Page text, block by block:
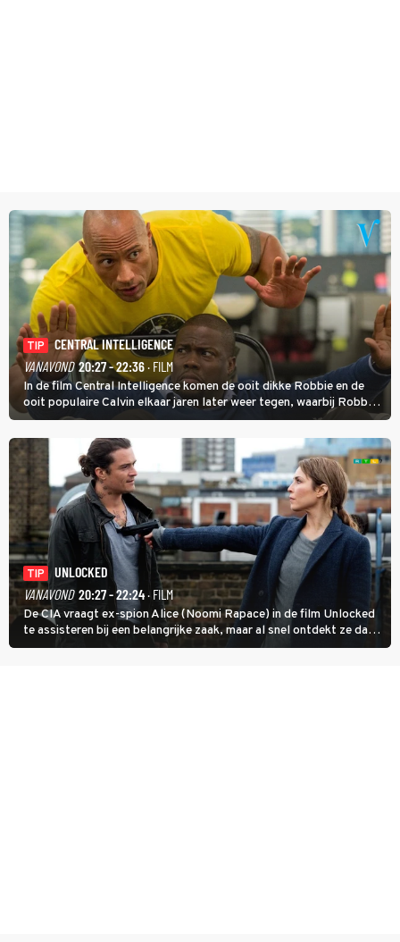
TIP
CENTRAL INTELLIGENCE
VANAVOND 20:27 - 22:36· FILM
In de film Central Intelligence komen de ooit dikke Robbie en de
ooit populaire Calvin elkaar jaren later weer tegen, waarbij Robbie,
inmiddels supergespierd en werkzaam voor de CIA, Calvins hulp
goed kan gebruiken.
TIP
UNLOCKED
VANAVOND 20:27 - 22:24· FILM
De CIA vraagt ex-spion Alice (Noomi Rapace) in de film Unlocked
te assisteren bij een belangrijke zaak, maar al snel ontdekt ze dat
degene die haar aanstelde kwade bedoelingen heeft.